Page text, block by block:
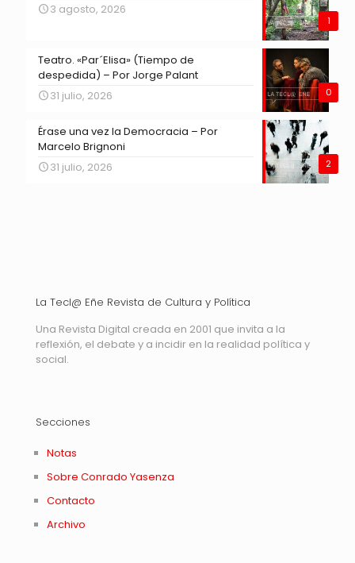
1
3 agosto, 2026
0
Teatro. «Par´Elisa» (Tiempo de
despedida) – Por Jorge Palant
31 julio, 2026
2
Érase una vez la Democracia – Por
Marcelo Brignoni
31 julio, 2026
La Tecl@ Eñe Revista de Cultura y Política
Una Revista Digital creada en 2001 que invita a la
reflexión, el debate y a incidir en la realidad política y
social.
Secciones
Notas
Sobre Conrado Yasenza
Contacto
Archivo